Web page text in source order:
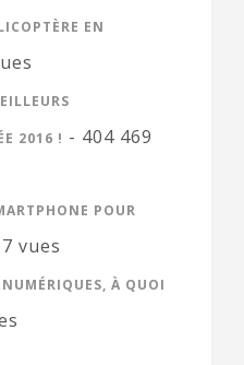
EN
2016 ! - 404 469
POUR
vues
À QUOI